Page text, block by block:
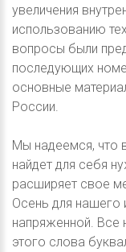
увеличения
использованию
вопросы были
последующих
основные
России.
Мы надеемся, что
найдет для себя
расширяет свое
Осень для нашего
напряженной. Все
этого слова